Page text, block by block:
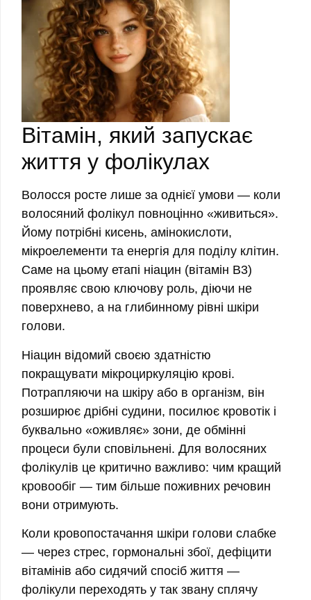
Вітамін, який запускає
життя у фолікулах
Волосся росте лише за однієї умови — коли
волосяний фолікул повноцінно «живиться».
Йому потрібні кисень, амінокислоти,
мікроелементи та енергія для поділу клітин.
Саме на цьому етапі ніацин (вітамін B3)
проявляє свою ключову роль, діючи не
поверхнево, а на глибинному рівні шкіри
голови.
Ніацин відомий своєю здатністю
покращувати мікроциркуляцію крові.
Потрапляючи на шкіру або в організм, він
розширює дрібні судини, посилює кровотік і
буквально «оживляє» зони, де обмінні
процеси були сповільнені. Для волосяних
фолікулів це критично важливо: чим кращий
кровообіг — тим більше поживних речовин
вони отримують.
Коли кровопостачання шкіри голови слабке
— через стрес, гормональні збої, дефіцити
вітамінів або сидячий спосіб життя —
фолікули переходять у так звану сплячу